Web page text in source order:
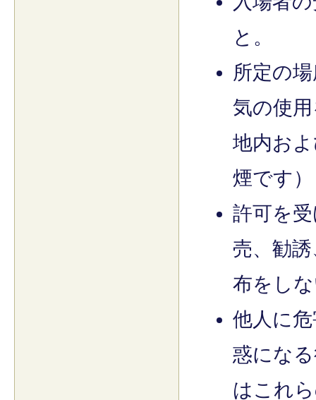
と。
所定の
気の使
地内お
煙です）
許可を
売、勧
布をし
他人に
惑にな
はこれ